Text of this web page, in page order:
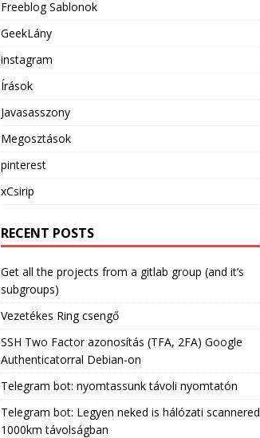
Freeblog Sablonok
GeekLány
instagram
Írások
Javasasszony
Megosztások
pinterest
xCsirip
RECENT POSTS
Get all the projects from a gitlab group (and it’s
subgroups)
Vezetékes Ring csengő
SSH Two Factor azonosítás (TFA, 2FA) Google
Authenticatorral Debian-on
Telegram bot: nyomtassunk távoli nyomtatón
Telegram bot: Legyen neked is hálózati scannered
1000km távolságban